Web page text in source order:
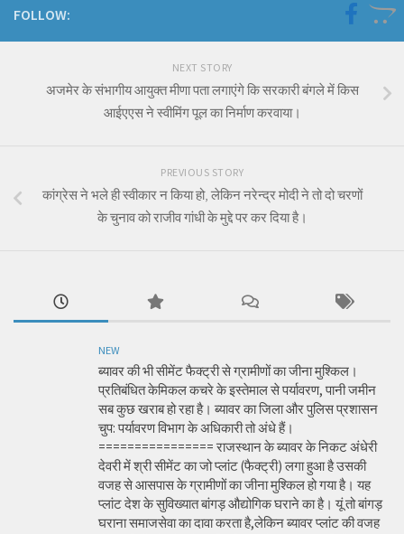
FOLLOW:
NEXT STORY
अजमेर के संभागीय आयुक्त मीणा पता लगाएंगे कि सरकारी बंगले में किस
आईएएस ने स्वीमिंग पूल का निर्माण करवाया।
PREVIOUS STORY
कांग्रेस ने भले ही स्वीकार न किया हो, लेकिन नरेन्द्र मोदी ने तो दो चरणों
के चुनाव को राजीव गांधी के मुद्दे पर कर दिया है।
NEW
ब्यावर की भी सीमेंट फैक्ट्री से ग्रामीणों का जीना मुश्किल।
प्रतिबंधित केमिकल कचरे के इस्तेमाल से पर्यावरण, पानी जमीन
सब कुछ खराब हो रहा है। ब्यावर का जिला और पुलिस प्रशासन
चुप: पर्यावरण विभाग के अधिकारी तो अंधे हैं।
================ राजस्थान के ब्यावर के निकट अंधेरी
देवरी में श्री सीमेंट का जो प्लांट (फैक्ट्री) लगा हुआ है उसकी
वजह से आसपास के ग्रामीणों का जीना मुश्किल हो गया है। यह
प्लांट देश के सुविख्यात बांगड़ औद्योगिक घराने का है। यूं तो बांगड़
घराना समाजसेवा का दावा करता है,लेकिन ब्यावर प्लांट की वजह